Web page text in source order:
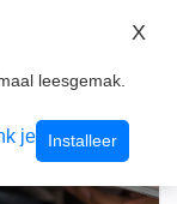
leesgemak.
je Installeer
X